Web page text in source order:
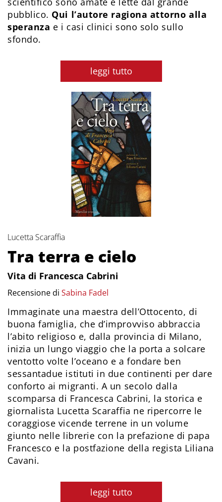
pubblico. Qui l’autore ragiona attorno alla
speranza e i casi clinici sono solo sullo
sfondo.
leggi tutto
Lucetta Scaraffia
Tra terra e cielo
Vita di Francesca Cabrini
Recensione di Sabina Fadel
Immaginate una maestra dell’Ottocento, di
buona famiglia, che d’improvviso abbraccia
l’abito religioso e, dalla provincia di Milano,
inizia un lungo viaggio che la porta a solcare
ventotto volte l’oceano e a fondare ben
sessantadue istituti in due continenti per dare
conforto ai migranti. A un secolo dalla
scomparsa di Francesca Cabrini, la storica e
giornalista Lucetta Scaraffia ne ripercorre le
coraggiose vicende terrene in un volume
giunto nelle librerie con la prefazione di papa
Francesco e la postfazione della regista Liliana
Cavani.
leggi tutto